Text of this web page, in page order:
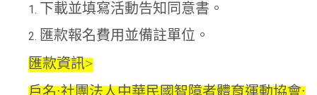
下載並填寫活動告知同意書。
匯款報名費用並備註單位。
匯款資訊>
戶名:社團法人中華民國智障者體育運動協會;